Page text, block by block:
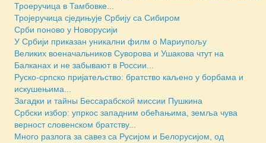
Троеручица в Тамбовке...
Тројеручица сједињује Србију са Сибиром
Срби поново у Новорусији
У Србији приказан уникални филм о Мариупољу
Великих военачальников Суворова и Ушакова чтут на
Балканах и не забывают в России...
Руско-српско пријатељство: братство каљено у борбама и
искушењима...
Загадки и тайны Бессарабской миссии Пушкина
Србски избор: упркос западним обећањима, земља чува
верност словенском братству...
Много разлога за савез са Русијом и Белорусијом, од